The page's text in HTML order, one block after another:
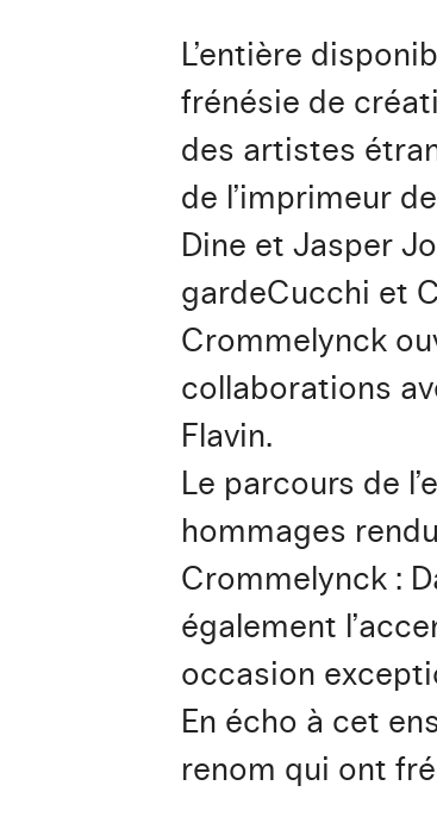
L’entière
frénésie de
des artistes
de l’imprimeur
Dine et Jasper
gardeCucchi et
Crommelynck
collaborations
Flavin.
Le parcours de
hommages
Crommelynck :
également
occasion
En écho à cet
renom qui ont